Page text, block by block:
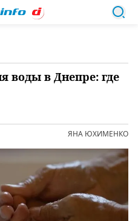
воды в Днепре: где
ЯНА ЮХИМЕНКО